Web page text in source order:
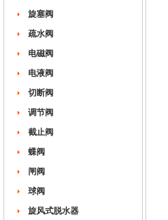
旋塞阀
疏水阀
电磁阀
电液阀
切断阀
调节阀
截止阀
蝶阀
闸阀
球阀
旋风式脱水器